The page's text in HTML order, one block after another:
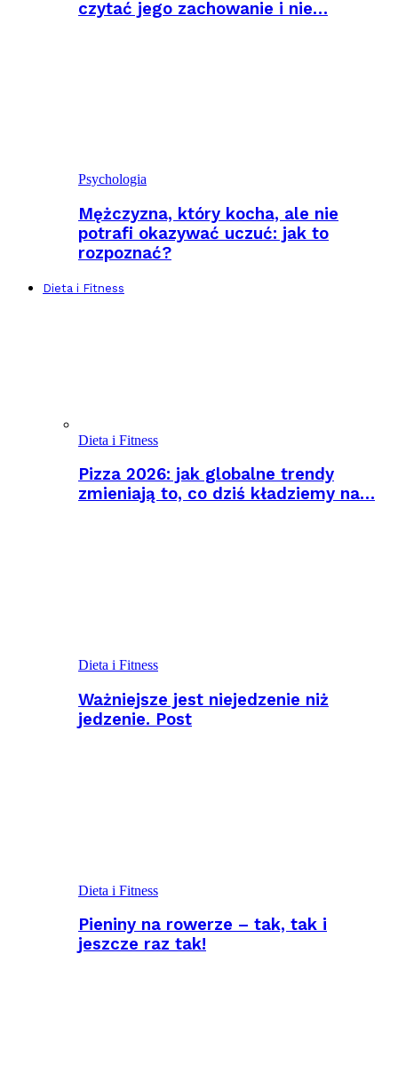
czytać jego zachowanie i nie…
Psychologia
Mężczyzna, który kocha, ale nie
potrafi okazywać uczuć: jak to
rozpoznać?
Dieta i Fitness
Dieta i Fitness
Pizza 2026: jak globalne trendy
zmieniają to, co dziś kładziemy na…
Dieta i Fitness
Ważniejsze jest niejedzenie niż
jedzenie. Post
Dieta i Fitness
Pieniny na rowerze – tak, tak i
jeszcze raz tak!